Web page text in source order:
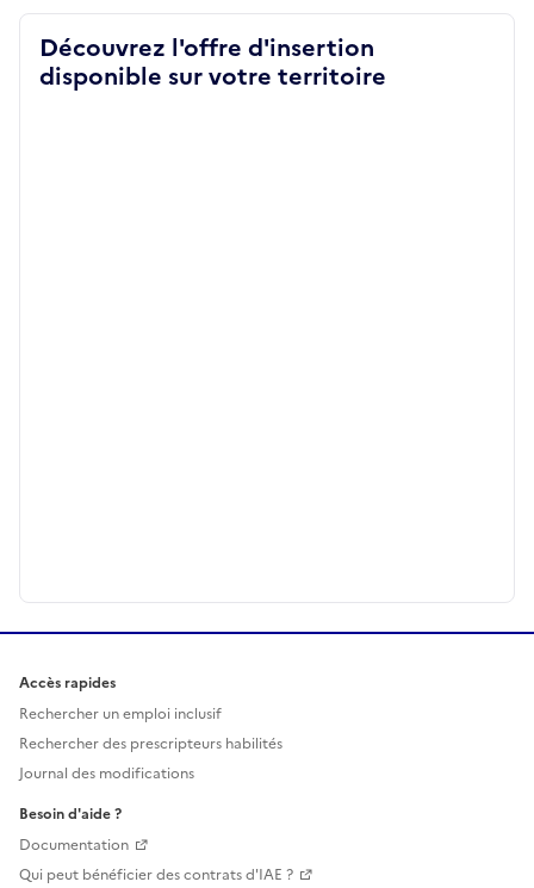
Découvrez l'offre d'insertion
disponible sur votre territoire
Accès rapides
Rechercher un emploi inclusif
Rechercher des prescripteurs habilités
Journal des modifications
Besoin d'aide ?
Documentation
Qui peut bénéficier des contrats d'IAE ?